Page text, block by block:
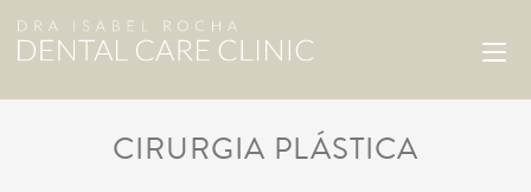
CIRURGIA PLÁSTICA